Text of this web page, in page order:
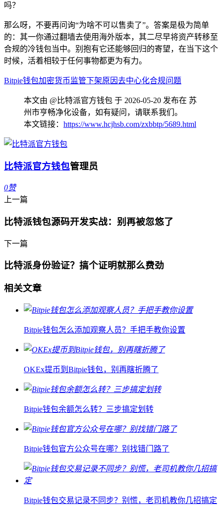
吗？
那么呀，不要再问询“为啥不可以售卖了”。答案是极为简单
的：其一你通过翻墙去使用海外版本，其二尽早将资产转移至
合规的冷钱包当中。别抱有它还能够回归的寄望，在当下这个
时候，活着相较于任何事物都更为有力。
Bitpie钱包加密货币监管下架原因去中心化合规问题
本文由 @比特派官方钱包 于 2026-05-20 发布在 苏
州市亨畅净化设备，如有疑问，请联系我们。
本文链接： https://www.hcjhsb.com/zxbbtp/5689.html
比特派官方钱包管理员
0赞
上一篇
比特派钱包源码开发实战：别再被忽悠了
下一篇
比特派身份验证？搞个证明就那么费劲
相关文章
Bitpie钱包怎么添加观察人员？手把手教你设置
OKEx提币到Bitpie钱包，别再瞎折腾了
Bitpie钱包余额怎么转？三步搞定划转
Bitpie钱包官方公众号在哪？别找错门路了
Bitpie钱包交易记录不同步？别慌，老司机教你几招搞定